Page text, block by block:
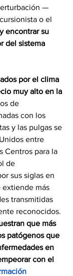
—
o el
y encontrar su
del sistema
por el clima
muy alto en la
de
con los
y las pulgas se
entre
Centros para la
de
sus siglas en
extiende más
transmitidas
reconocidos.
que más
patógenos que
en
con el